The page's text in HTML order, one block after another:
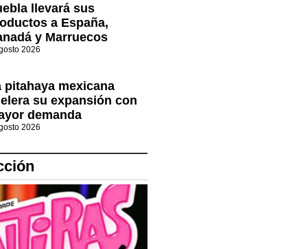
llevará sus
a España,
y Marruecos
2026
pitahaya mexicana
su expansión con
demanda
2026